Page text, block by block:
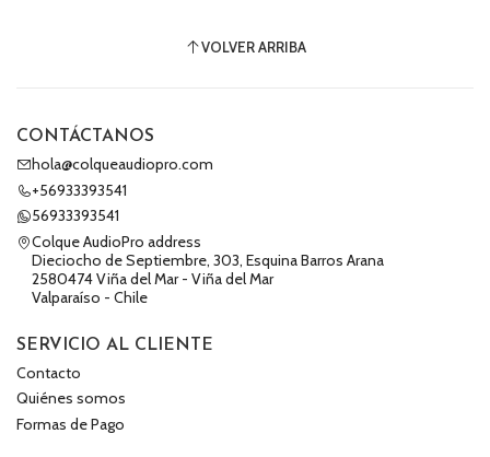
VOLVER ARRIBA
CONTÁCTANOS
hola@colqueaudiopro.com
+56933393541
56933393541
Colque AudioPro address
Dieciocho de Septiembre, 303, Esquina Barros Arana
2580474 Viña del Mar - Viña del Mar
Valparaíso - Chile
SERVICIO AL CLIENTE
Contacto
Quiénes somos
Formas de Pago